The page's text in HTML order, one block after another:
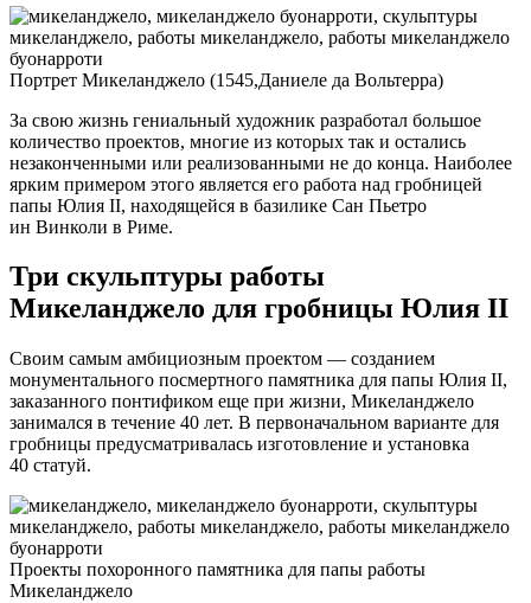
Портрет Микеланджело (1545,Даниеле да Вольтерра)
За свою жизнь гениальный художник разработал большое
количество проектов, многие из которых так и остались
незаконченными или реализованными не до конца. Наиболее
ярким примером этого является его работа над гробницей
папы Юлия II, находящейся в базилике Сан Пьетро
ин Винколи в Риме.
Три скульптуры работы
Микеланджело для гробницы Юлия II
Своим самым амбициозным проектом — созданием
монументального посмертного памятника для папы Юлия II,
заказанного понтификом еще при жизни, Микеланджело
занимался в течение 40 лет. В первоначальном варианте для
гробницы предусматривалась изготовление и установка
40 статуй.
Проекты похоронного памятника для папы работы
Микеланджело